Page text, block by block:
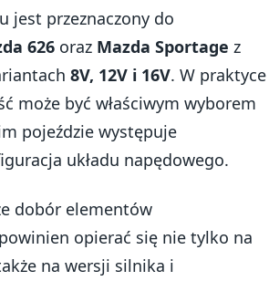
jest przeznaczony do
626 oraz Mazda Sportage z
8V, 12V i 16V. W praktyce
może być właściwym wyborem
pojeździe występuje
układu napędowego.
dobór elementów
opierać się nie tylko na
na wersji silnika i